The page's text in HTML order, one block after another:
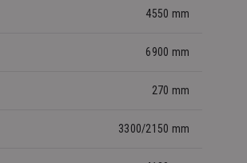
4550 mm
6900 mm
270 mm
3300/2150 mm